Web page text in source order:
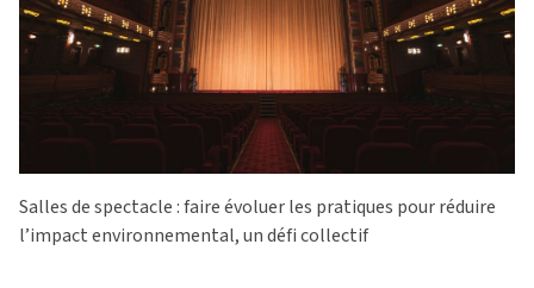
Salles de spectacle : faire évoluer les pratiques pour réduire
l’impact environnemental, un défi collectif